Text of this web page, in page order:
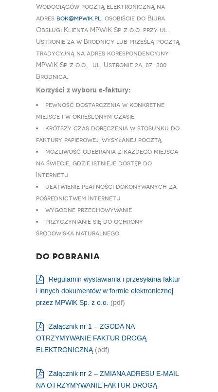
Wodociągów pocztą elektroniczną na
adres bok@mpwik.pl, osobiście do Biura
Obsługi Klienta MPWiK Sp. z o.o. przy ul.
Ustronie 2a w Brodnicy lub prześlą pocztą
tradycyjną na adres korespondencyjny
MPWiK Sp. z o.o., ul. Ustronie 2a, 87-300
Brodnica.
Korzyści z wyboru e-faktury:
pewność dostarczenia w konkretne
miejsce i w określonym czasie
krótszy czas doręczenia w stosunku do
faktury papierowej, wysyłanej pocztą
możliwość odebrania z każdego miejsca
na świecie, gdzie istnieje dostęp do
Internetu
ułatwienie płatności dokonywanych za
pośrednictwem Internetu
wygodne przechowywanie
przyczynianie się do ochrony
środowiska naturalnego
DO POBRANIA
Regulamin wystawiania i przesyłania faktur
i innych dokumentów w formie elektronicznej
przez MPWiK Sp. z o.o. (pdf)
Załącznik nr 1 – ZGODA NA
OTRZYMYWANIE FAKTUR DROGĄ
ELEKTRONICZNĄ(pdf)
Załącznik nr 2 – ZMIANA ADRESU E-MAIL
NA OTRZYMYWANIE FAKTUR DROGĄ